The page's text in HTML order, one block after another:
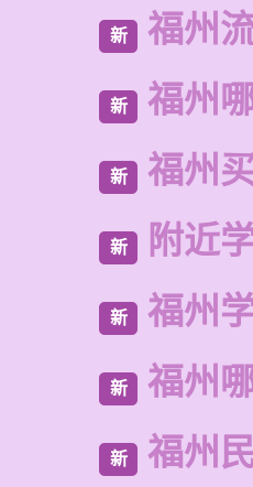
新 福州
新 福州
新 福州
新 附近
新 福州
新 福州
新 福州